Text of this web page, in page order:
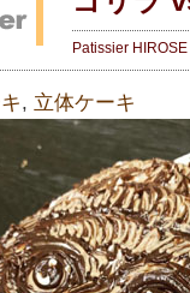
Patissier HIROSE
, 立体ケーキ